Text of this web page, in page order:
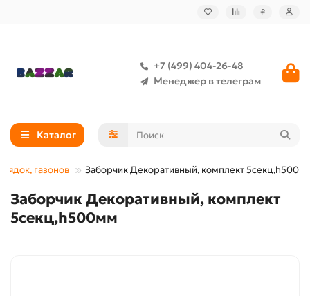
₽
+7 (499) 404-26-48
Менеджер в телеграм
Каталог
газонов Заборчик Декоративный, комплект
Заборчик Декоративный, комплект
5секц,h500мм